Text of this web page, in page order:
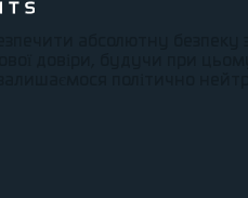
LinkedIn